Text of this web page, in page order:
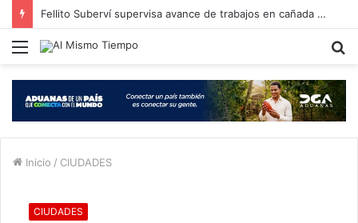
Fellito Suberví supervisa avance de trabajos en cañada Juan Valdez y Los Girasoles en el DN
Menú
Inicio / CIUDADES
CIUDADES